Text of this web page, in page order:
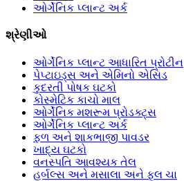
ઓર્ગેનિક પ્લાન્ટ અર્ક
શ્રેણીઓ
ઓર્ગેનિક પ્લાન્ટ આધારિત પ્રોટીન
પેપ્ટાઇડ્સ અને એમિનો એસિડ
કુદરતી પોષક ઘટકો
કોસ્મેટિક કાચો માલ
ઓર્ગેનિક મશરૂમ પ્રોડક્ટ્સ
ઓર્ગેનિક પ્લાન્ટ અર્ક
ફળ અને શાકભાજી પાવડર
ખાદ્ય ઘટકો
વનસ્પતિ આવશ્યક તેલ
હર્બલ્સ અને મસાલા અને ફૂલ ચા